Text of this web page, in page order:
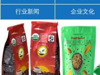
行业新闻 企业文化